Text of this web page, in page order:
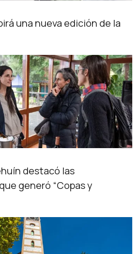
una nueva edición de la
destacó las
generó “Copas y